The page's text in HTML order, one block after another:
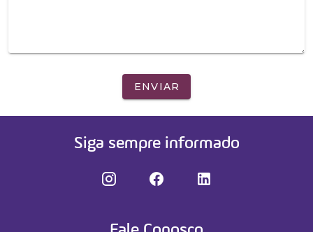
ENVIAR
Siga sempre informado